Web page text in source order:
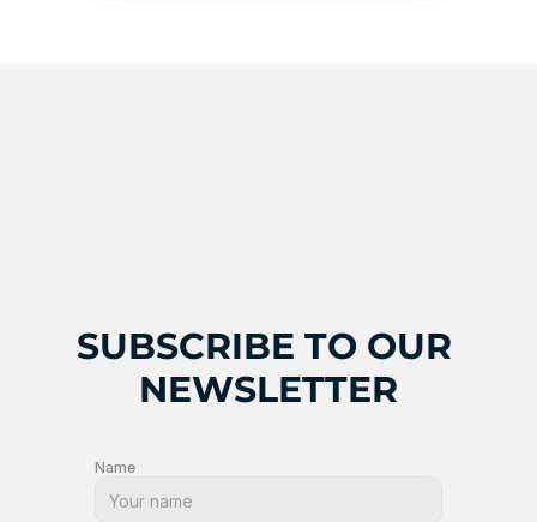
SUBSCRIBE TO OUR
NEWSLETTER
Name